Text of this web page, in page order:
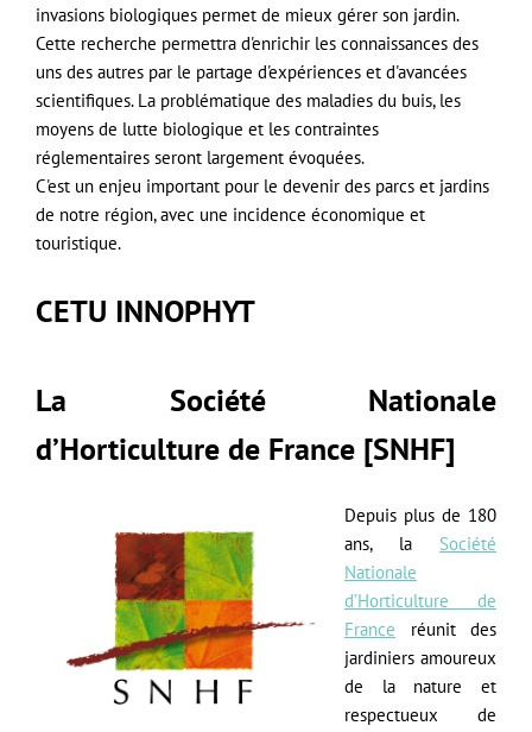
invasions biologiques permet de mieux gérer son jardin.
Cette recherche permettra d'enrichir les connaissances des
uns des autres par le partage d'expériences et d'avancées
scientifiques. La problématique des maladies du buis, les
moyens de lutte biologique et les contraintes
réglementaires seront largement évoquées.
C'est un enjeu important pour le devenir des parcs et jardins
de notre région, avec une incidence économique et
touristique.
CETU INNOPHYT
La Société Nationale
d’Horticulture de France [SNHF]
Depuis plus de 180
ans, la Société
Nationale
d’Horticulture de
France réunit des
jardiniers amoureux
de la nature et
respectueux de